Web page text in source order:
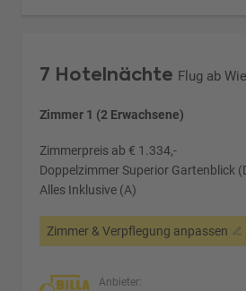
7 Hotelnächte Flug ab
Zimmer 1 (2 Erwachsene)
Zimmerpreis ab € 1.334,-
Doppelzimmer Superior Gartenblick
Alles Inklusive (A)
Zimmer & Verpflegung anpassen
Anbieter: